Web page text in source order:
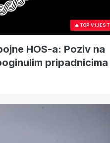
🔥TOP VIJEST
HOS-a: Poziv na
pripadnicima